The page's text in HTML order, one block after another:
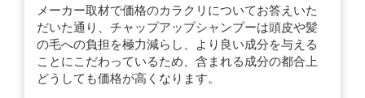
メーカー取材で価格のカラクリについてお答えいた
だいた通り、チャップアップシャンプーは頭皮や髪
の毛への負担を極力減らし、より良い成分を与える
ことにこだわっているため、含まれる成分の都合上
どうしても価格が高くなります。